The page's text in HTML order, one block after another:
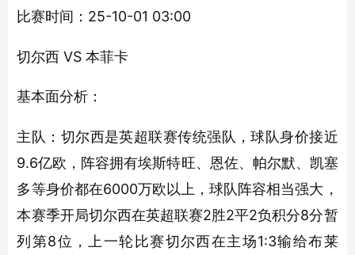
比赛时间：25-10-01 03:00
切尔西 VS 本菲卡
基本面分析：
主队：切尔西是英超联赛传统强队，球队身价接近
9.6亿欧，阵容拥有埃斯特旺、恩佐、帕尔默、凯塞
多等身价都在6000万欧以上，球队阵容相当强大，
本赛季开局切尔西在英超联赛2胜2平2负积分8分暂
列第8位，上一轮比赛切尔西在主场1:3输给布莱